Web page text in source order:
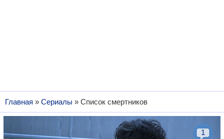
Главная » Сериалы » Список смертников
1